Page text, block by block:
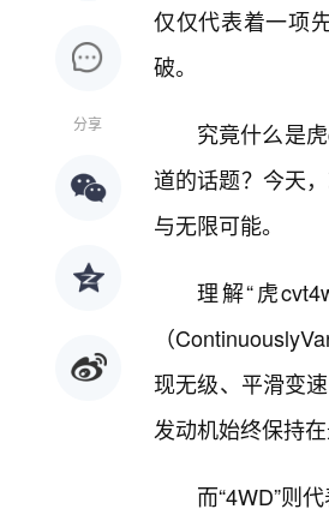
分享
仅仅代表着一项
破。
究竟什么是
道的话题？今天
与无限可能。
理解“虎
（
现无级、平滑变
发动机始终保持
而“4WD”则